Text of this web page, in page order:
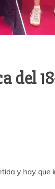
del
y hay que